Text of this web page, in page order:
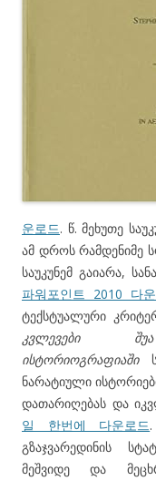
운로드. წ. მეხუთე
ამ დროს რამდენიმე
საუკუნემ გაიარა,
파워포인트 2010 다
ტექსტუალური
კვლევები
ისტორიოგრაფიაში
ნარატიული
დათარიღებას და
일 한번에 다운로드
გზაჯვარედინის
მეშვიდე და